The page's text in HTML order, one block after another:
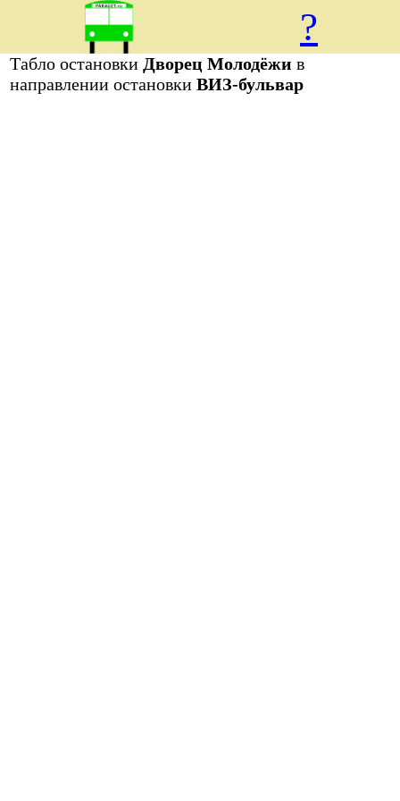
?
Табло остановки Дворец Молодёжив
направлении остановкиВИЗ-бульвар